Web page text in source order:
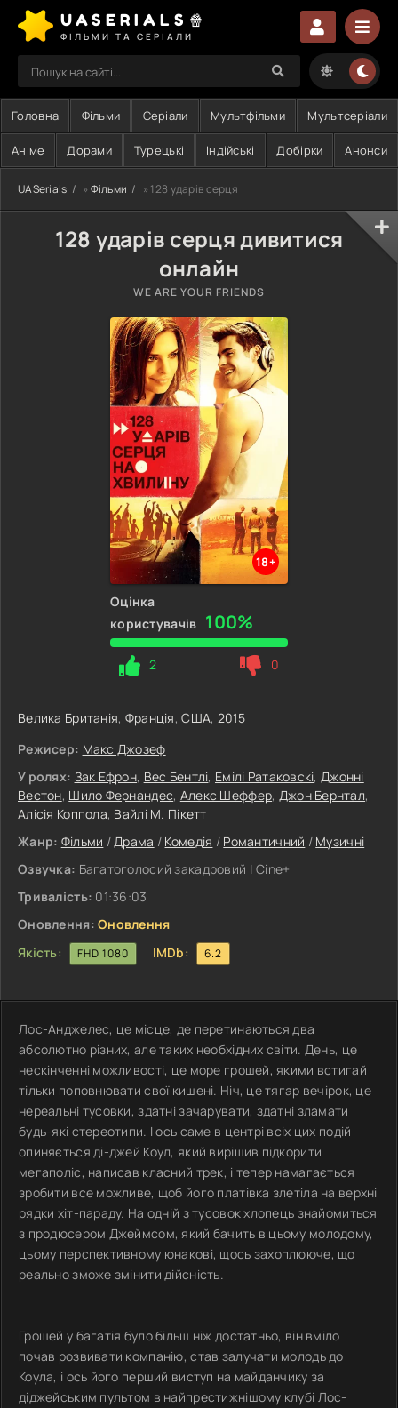
UASERIALS🍿
ФІЛЬМИ ТА СЕРІАЛИ
Головна Фільми Серіали Мультфільми Мультсеріали
Аніме Дорами Турецькі Індійські Добірки Анонси
UASerials » Фільми » 128 ударів серця
128 ударів серця дивитися
онлайн
WE ARE YOUR FRIENDS
18+
Оцінка
користувачів 100%
2 0
Велика Британія, Франція,США, 2015
Режисер: Макс Джозеф
У ролях: Зак Ефрон, Вес Бентлі, Емілі Ратаковскі,Джонні
Вестон, Шило Фернандес, Алекс Шеффер, Джон Бернтал,
Алісія Коппола, Вайлі М. Пікетт
Жанр: Фільми /Драма / Комедія / Романтичний / Музичні
Озвучка: Багатоголосий закадровий | Cine+
Тривалість: 01:36:03
Оновлення: Оновлення
Якість:
FHD 1080 IMDb: 6.2
Лос-Анджелес, це місце, де перетинаються два
абсолютно різних, але таких необхідних світи. День, це
нескінченні можливості, це море грошей, якими встигай
тільки поповнювати свої кишені. Ніч, це тягар вечірок, це
нереальні тусовки, здатні зачарувати, здатні зламати
будь-які стереотипи. І ось саме в центрі всіх цих подій
опиняється ді-джей Коул, який вирішив підкорити
мегаполіс, написав класний трек, і тепер намагається
зробити все можливе, щоб його платівка злетіла на верхні
рядки хіт-параду. На одній з тусовок хлопець знайомиться
з продюсером Джеймсом, який бачить в цьому молодому,
цьому перспективному юнакові, щось захоплююче, що
реально зможе змінити дійсність.
Грошей у багатія було більш ніж достатньо, він вміло
почав розвивати компанію, став залучати молодь до
Коула, і ось його перший виступ на майданчику за
діджейським пультом в найпрестижнішому клубі Лос-